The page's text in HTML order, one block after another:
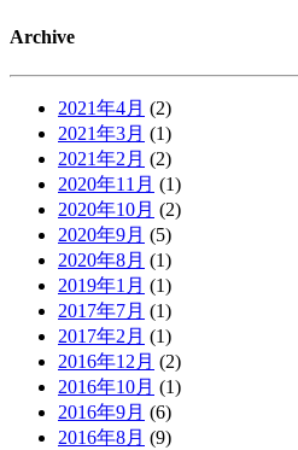
Archive
2021年4月 (2)
2021年3月 (1)
2021年2月 (2)
2020年11月 (1)
2020年10月 (2)
2020年9月 (5)
2020年8月 (1)
2019年1月 (1)
2017年7月 (1)
2017年2月 (1)
2016年12月 (2)
2016年10月 (1)
2016年9月 (6)
2016年8月 (9)